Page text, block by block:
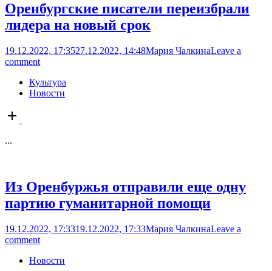
Оренбургские писатели переизбрали
лидера на новый срок
19.12.2022, 17:3527.12.2022, 14:48Мария ЧалкинаLeave a
comment
Культура
Новости
Open
post
...
Из Оренбуржья отправили еще одну
партию гуманитарной помощи
19.12.2022, 17:3319.12.2022, 17:33Мария ЧалкинаLeave a
comment
Новости